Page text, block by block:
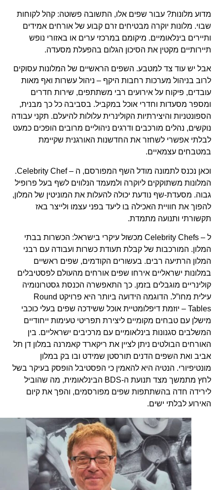
מדוע מלונות? עבור שפים אלו, התשובה פשוטה: קהל לקוחות
שבוי. מלונות יוקרה מבטיחים זרם קבוע של אורחים אמידים
ותיירים בינלאומיים. מיקומם במרכזי ערים או באזורי נופש
תיירותיים מקטין את הסיכון הגלום בהפעלת מסעדה.
אבל יש עוד צד למטבע. השפים הראשיים של המלונות עסוקים
לרוב בניהול מערכות רחבות היקף – ניהול עשרות ואף מאות
עובדים, פיקוח על אירועים רבי משתתפים, שירות חדרים
ומספר מסעדות וחדרי אוכל במקביל. בסביבה כל כך מבנית,
הספונטניות והיצירתיות הקולינרית עלולות להיעלם. תקני עבודה
נוקשים, נהלים מורכבים ודרגים ניהוליים מרובים הופכים כמעט
לבלתי אפשרי לשחזר את החדשנות האורגנית שקיימת
במטבחים עצמאיים.
וכאן נכנס לתמונה מודל השף המפורסם, ה – Celebrity Chef.
המלונות משתוקקים ליוקרה ולמעמד הנלווים לשף בעל פרופיל
גבוה. מסעדת-שף נודעת יכולה להעלות את המוניטין של המלון,
להפוך את חוויית האכילה בו ליעד בפני עצמו ולייצר באז
תקשורתי ותנועה מתמדת.
ל – Celebrity Chefs מכשול עיקרי בישראל: הכשרות בבתי
המלון. המורכבות של קבלת תעודת כשרות ועבודה עם רבני
המלון הרתיעה רבים. בעשורים הקודמים, שפים ראשיים
במלונות ישראליים אירחו שפים אורחים מהעולם לפסטיבלים
קולינריים מוגבלים בזמן. כך התאפשרה הכנסת גסטרונומיה
עילית מחו”ל. הדוגמה הידועה ביותר היא פרויקט Round
Tables – יוזמת דיפלומטיית אוכל ששידכה שפים בעלי כוכבי
מישלן עם טבחים מקומיים ליצירת תפריטי טעימות ייחודיים
המשלבים סגנונות בינלאומיים עם מרכיבים ישראליים. בין
האורחים הבולטים ניתן לציין את ריקארד קאמרנה במלון דן תל
אביב ואת השפים הדנים תורסטן שמידט ובו בק במלון
מונטיפיורי. הנטיה היא להאמין כי הפסטיבל הופסק בעיקר בשל
לחץ מתמשך מצד תנועת ה-BDS הבינלאומית, מה שהוביל
לירידה חדה בהשתתפות שפים מפורסמים, והפך את קיום
האירוע לבלתי ישים.